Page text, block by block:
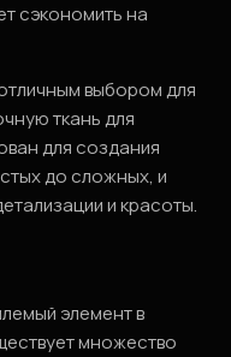
сэкономить на
выбором для
ткань для
для создания
до сложных, и
и красоты.
элемент в
множество